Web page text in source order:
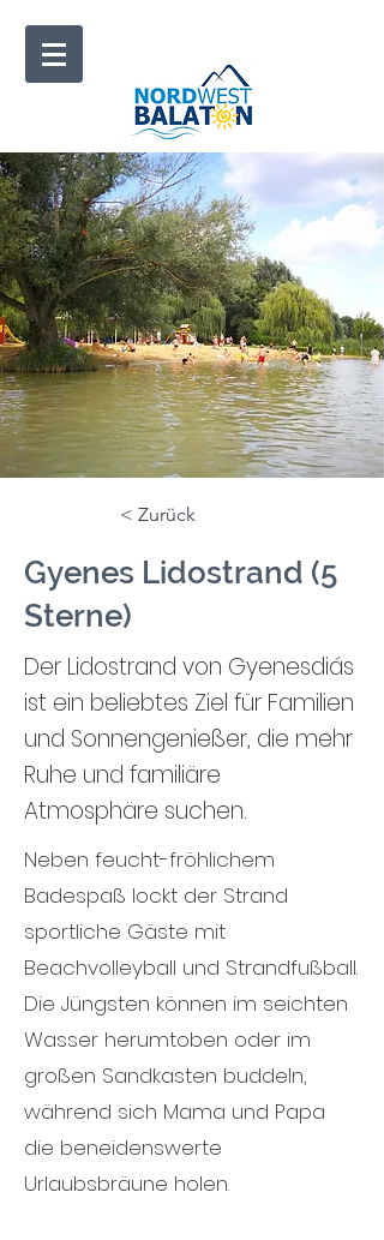
< Zurück
Gyenes Lidostrand (5
Sterne)
Der Lidostrand von Gyenesdiás
ist ein beliebtes Ziel für Familien
und Sonnengenießer, die mehr
Ruhe und familiäre
Atmosphäre suchen.
Neben feucht-fröhlichem
Badespaß lockt der Strand
sportliche Gäste mit
Beachvolleyball und Strandfußball.
Die Jüngsten können im seichten
Wasser herumtoben oder im
großen Sandkasten buddeln,
während sich Mama und Papa
die beneidenswerte
Urlaubsbräune holen.